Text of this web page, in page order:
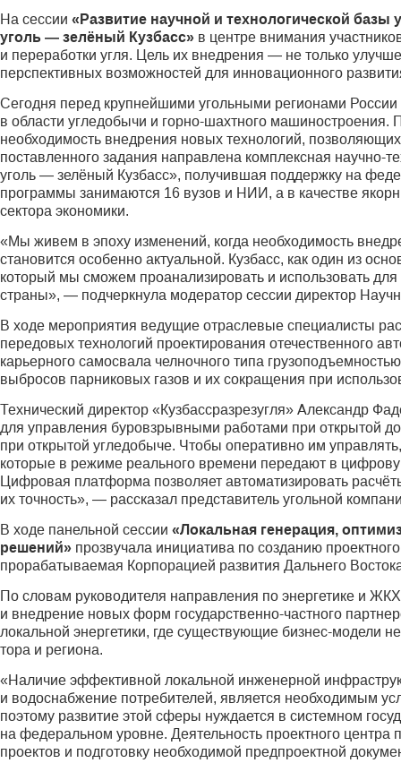
На сессии «Развитие научной и технологической
уголь — зелёный Кузбасс» в центре внимания
и переработки угля. Цель их внедрения — не только
перспективных возможностей для инновационного
Сегодня перед крупнейшими угольными регионами
в области угледобычи и горно-шахтного
необходимость внедрения новых технологий,
поставленного задания направлена комплексная
уголь — зелёный Кузбасс», получившая поддержку на
программы занимаются 16 вузов и НИИ, а в качестве
сектора экономики.
«Мы живем в эпоху изменений, когда необходимость
становится особенно актуальной. Кузбасс, как один из
который мы сможем проанализировать и использовать
страны», — подчеркнула модератор сессии директор
В ходе мероприятия ведущие отраслевые специалисты
передовых технологий проектирования оте­чественного
карьерного самосвала челночного типа
выбросов парниковых газов и их сокращения при
Технический директор «Кузбассразрезугля» Александр
для управления буровзрывными работами при открытой
при открытой угледобыче. Чтобы оперативно им
которые в режиме реального времени передают в
Цифровая платформа позволяет автоматизировать
их точность», — рассказал представитель угольной
В ходе панельной сессии «Локальная генерация,
решений» прозвучала инициатива по созданию
прорабатываемая Корпорацией развития Дальнего
По словам руководителя направления по энергетике и
и внедрение новых форм государственно-частного
локальной энергетики, где существующие бизнес-модели
тора и региона.
«Наличие эффективной локальной инженерной
и водоснабжение потребителей, является необходимым
поэтому развитие этой сферы нуждается в системном
на федеральном уровне. Деятельность проектного
проектов и подготовку необходимой предпроектной